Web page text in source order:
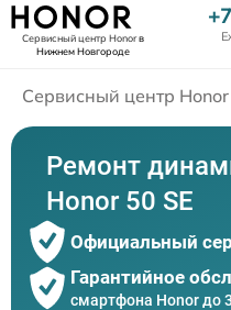
Сервисный центр Honorв
Нижнем Новгороде
Сервисный центр Honor
Ремонт
Honor 50 SE
Официальный
Гарантийное
смартфона Honor до